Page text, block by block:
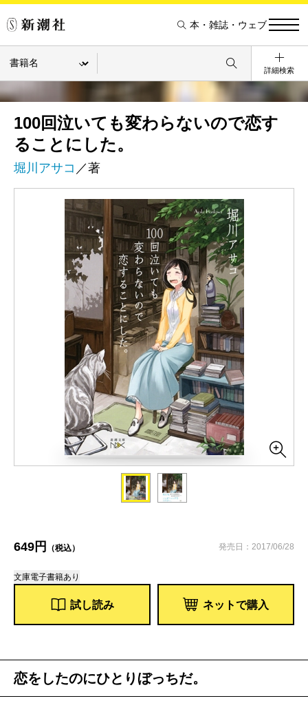
本・雑誌・ウェブ
詳細検索
100回泣いても変わらないので恋す
ることにした。
堀川アサコ ／著
649円 （税込） 発売日：2017/06/28
文庫電子書籍あり
試し読み ネットで購入
恋をしたのにひとりぼっちだ。